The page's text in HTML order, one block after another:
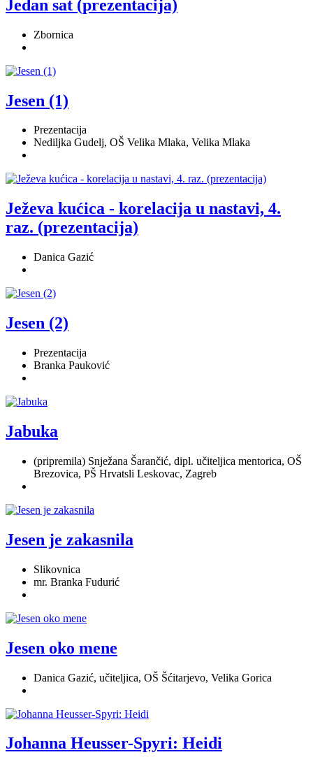
Jedan sat (prezentacija)
Zbornica
Jesen (1)
Prezentacija
Nediljka Gudelj, OŠ Velika Mlaka, Velika Mlaka
Ježeva kućica - korelacija u nastavi, 4.
raz. (prezentacija)
Danica Gazić
Jesen (2)
Prezentacija
Branka Pauković
Jabuka
(pripremila) Snježana Šarančić, dipl. učiteljica mentorica, OŠ
Brezovica, PŠ Hrvatsli Leskovac, Zagreb
Jesen je zakasnila
Slikovnica
mr. Branka Fudurić
Jesen oko mene
Danica Gazić, učiteljica, OŠ Šćitarjevo, Velika Gorica
Johanna Heusser-Spyri: Heidi